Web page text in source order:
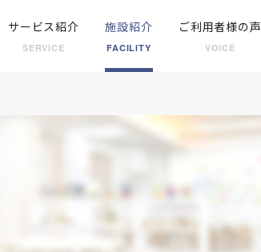
サービス紹介
SERVICE
施設紹介
FACILITY
ご利用者様の声
VOICE